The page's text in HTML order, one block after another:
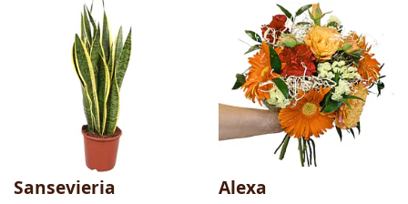
Sansevieria Alexa